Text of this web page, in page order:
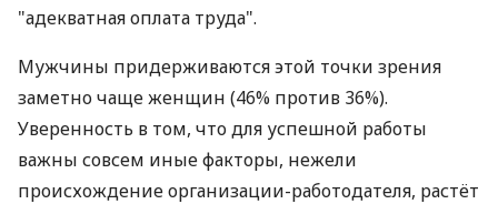
"адекватная оплата труда".
Мужчины придерживаются этой точки зрения
заметно чаще женщин (46% против 36%).
Уверенность в том, что для успешной работы
важны совсем иные факторы, нежели
происхождение организации-работодателя, растёт